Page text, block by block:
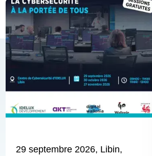
29 septembre 2026, Libin,